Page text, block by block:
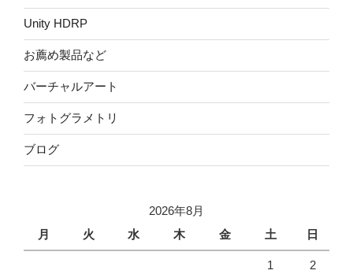
Unity HDRP
お薦め製品など
バーチャルアート
フォトグラメトリ
ブログ
2026年8月
月
火 水 木 金 土 日
1 2